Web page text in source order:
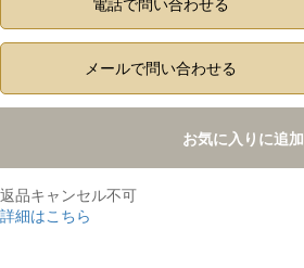
電話で問い合わせる
メールで問い合わせる
お気に入りに追加
返品キャンセル不可
詳細はこちら